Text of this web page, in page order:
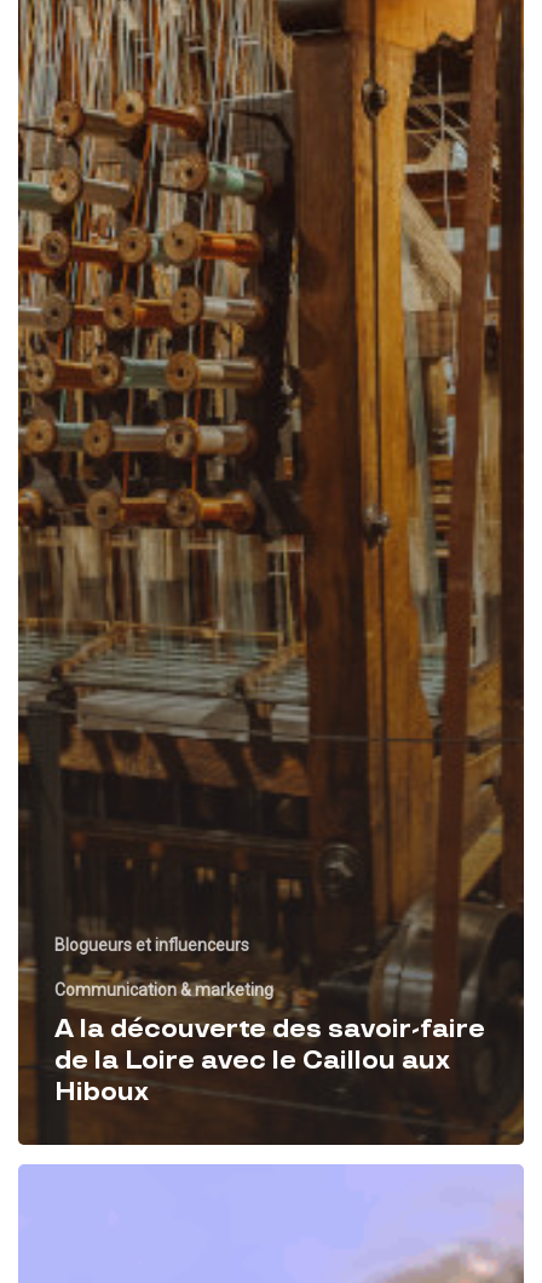
Blogueurs et influenceurs
Communication & marketing
A la découverte des savoir-faire
de la Loire avec le Caillou aux
Hiboux